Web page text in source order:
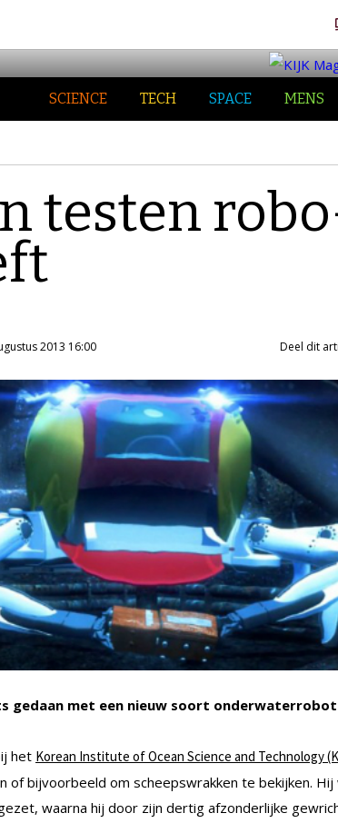
SCIENCE TECH SPACE MENS
testen
2013 16:00 Deel dit
gedaan met een nieuw soort
het Korean Institute of Ocean Science and Technology
of bijvoorbeeld om scheepswrakken te bekijken.
waarna hij door zijn dertig afzonderlijke